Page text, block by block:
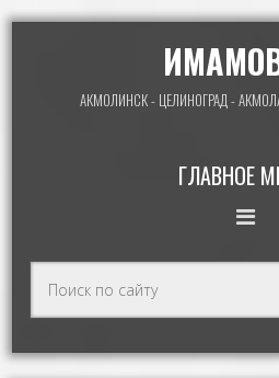
АКМОЛИНСК - ЦЕЛИНОГРАД -
ГЛАВНОЕ